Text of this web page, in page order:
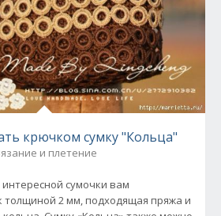
крючком сумку "Кольца"
и плетение
сумочки вам
толщиной 2 мм, подходящая пряжа и